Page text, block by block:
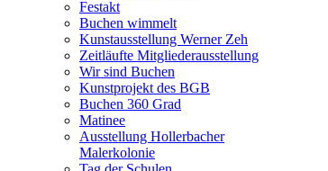
Festakt
Buchen wimmelt
Kunstausstellung Werner Zeh
Zeitläufte Mitgliederausstellung
Wir sind Buchen
Kunstprojekt des BGB
Buchen 360 Grad
Matinee
Ausstellung Hollerbacher
Malerkolonie